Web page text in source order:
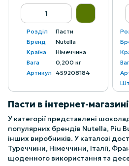
Розділ
Пасти
Бренд
Nutella
Країна
Німеччина
Вага
0,200 кг
Артикул
459208184
Пасти в інтернет-
У категорії представлені
популярних брендів Nutella, Piu
інших виробників. У каталозі
Туреччини, Німеччини, Італії,
щоденного використання та